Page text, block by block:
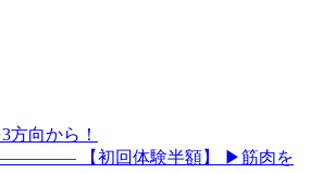
方向から！
【初回体験半額】 ▶筋肉を